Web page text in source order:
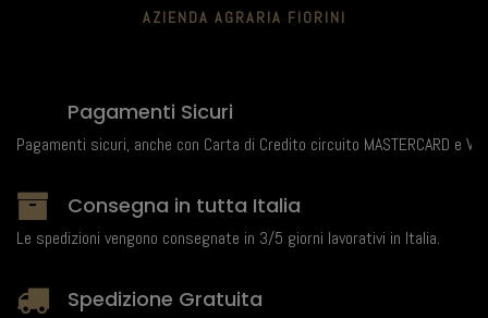
AZIENDA AGRARIA FIORINI
Pagamenti Sicuri
Pagamenti sicuri, anche con Carta di Credito circuito MASTERCARD e
Consegna in tutta Italia
Le spedizioni vengono consegnate in 3/5 giorni lavorativi in Italia.
Spedizione Gratuita